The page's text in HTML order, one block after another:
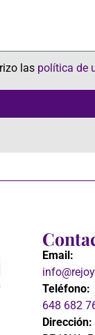
las política de
Email:
Teléfono:
648 682
Dirección: